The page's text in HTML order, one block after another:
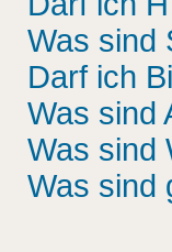
Was sind
Darf ich
Was sind
Was sind
Was sind